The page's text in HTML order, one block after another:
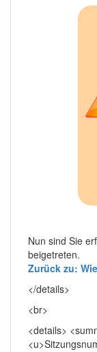
Nun sind Sie
beigetreten.
Zurück zu:
</details>
<br>
<details>